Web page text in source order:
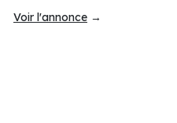
Voir l'annonce →